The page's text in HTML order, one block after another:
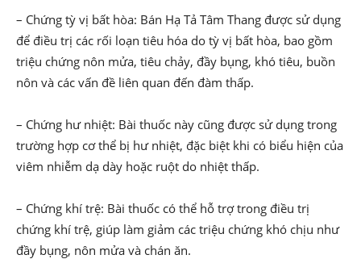
– Chứng tỳ vị bất hòa: Bán Hạ Tả Tâm Thang được sử dụng
để điều trị các rối loạn tiêu hóa do tỳ vị bất hòa, bao gồm
triệu chứng nôn mửa, tiêu chảy, đầy bụng, khó tiêu, buồn
nôn và các vấn đề liên quan đến đàm thấp.
– Chứng hư nhiệt: Bài thuốc này cũng được sử dụng trong
trường hợp cơ thể bị hư nhiệt, đặc biệt khi có biểu hiện của
viêm nhiễm dạ dày hoặc ruột do nhiệt thấp.
– Chứng khí trệ: Bài thuốc có thể hỗ trợ trong điều trị
chứng khí trệ, giúp làm giảm các triệu chứng khó chịu như
đầy bụng, nôn mửa và chán ăn.